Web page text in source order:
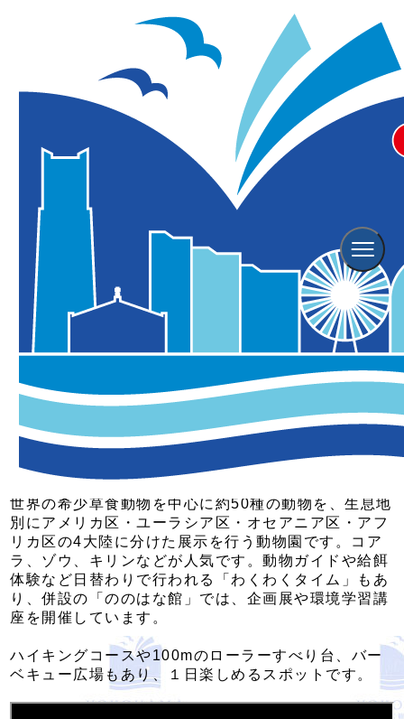
横浜の観光スポット 横浜市立 金沢動物園
横浜市立 金沢動物園
2025年05月30日更新
横浜市立金沢動物園は、横浜市の南部に位置する緑豊
かな金沢自然公園内にある動物園です。丘陵地帯のた
め眺望も良く、1年を通して動物や自然を愛でながら
散策が楽しめます。
世界の希少草食動物を中心に約50種の動物を、生息地
別にアメリカ区・ユーラシア区・オセアニア区・アフ
リカ区の4大陸に分けた展示を行う動物園です。コア
ラ、ゾウ、キリンなどが人気です。動物ガイドや給餌
体験など日替わりで行われる「わくわくタイム」もあ
り、併設の「ののはな館」では、企画展や環境学習講
座を開催しています。
ハイキングコースや100mのローラーすべり台、バー
ベキュー広場もあり、１日楽しめるスポットです。